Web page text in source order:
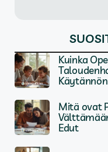
Kuinka
Mitä ovat
Edut